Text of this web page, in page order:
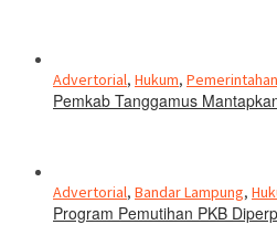
Advertorial, Hukum, Pemerintahan
Pemkab Tanggamus
Advertorial, Bandar Lampung,
Program Pemutihan PKB